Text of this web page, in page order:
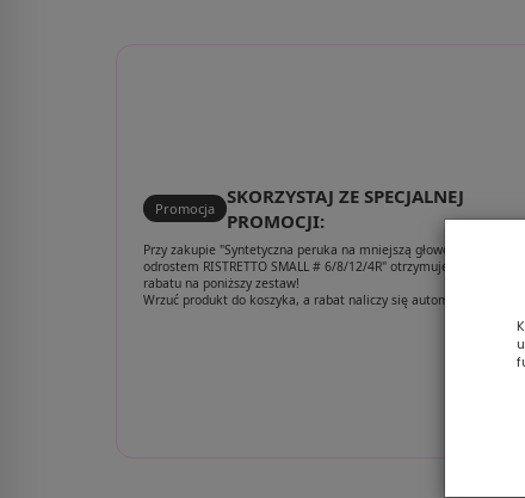
Promocja
SKORZYSTAJ ZE SPECJALNEJ
PROMOCJI:
Przy zakupie "Syntetyczna peruka na mniejszą głowę brąz z
odrostem RISTRETTO SMALL # 6/8/12/4R" otrzymujesz aż 30%
rabatu na poniższy zestaw!
Wrzuć produkt do koszyka, a rabat naliczy się automatycznie.